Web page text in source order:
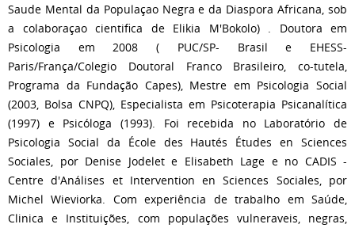
Saude Mental da Populaçao Negra e da Diaspora Africana, sob
a colaboraçao cientifica de Elikia M'Bokolo) . Doutora em
Psicologia em 2008 ( PUC/SP- Brasil e EHESS-
Paris/França/Colegio Doutoral Franco Brasileiro, co-tutela,
Programa da Fundação Capes), Mestre em Psicologia Social
(2003, Bolsa CNPQ), Especialista em Psicoterapia Psicanalítica
(1997) e Psicóloga (1993). Foi recebida no Laboratório de
Psicologia Social da École des Hautés Études en Sciences
Sociales, por Denise Jodelet e Elisabeth Lage e no CADIS -
Centre d'Análises et Intervention en Sciences Sociales, por
Michel Wieviorka. Com experiência de trabalho em Saúde,
Clinica e Instituições, com populações vulneraveis, negras,